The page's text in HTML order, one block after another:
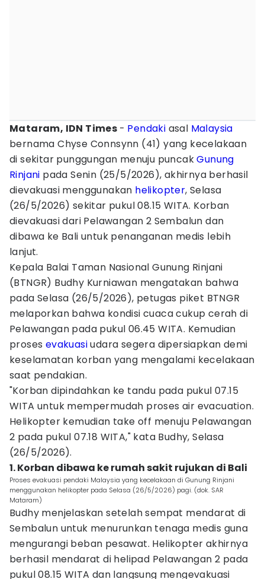
Mataram, IDN Times - Pendaki asal Malaysia
bernama Chyse Connsynn (41) yang kecelakaan
di sekitar punggungan menuju puncakGunung
Rinjani pada Senin (25/5/2026), akhirnya berhasil
dievakuasi menggunakan helikopter, Selasa
(26/5/2026) sekitar pukul 08.15 WITA. Korban
dievakuasi dari Pelawangan 2 Sembalun dan
dibawa ke Bali untuk penanganan medis lebih
lanjut.
Kepala Balai Taman Nasional Gunung Rinjani
(BTNGR) Budhy Kurniawan mengatakan bahwa
pada Selasa (26/5/2026), petugas piket BTNGR
melaporkan bahwa kondisi cuaca cukup cerah di
Pelawangan pada pukul 06.45 WITA. Kemudian
proses evakuasiudara segera dipersiapkan demi
keselamatan korban yang mengalami kecelakaan
saat pendakian.
"Korban dipindahkan ke tandu pada pukul 07.15
WITA untuk mempermudah proses air evacuation.
Helikopter kemudian take off menuju Pelawangan
2 pada pukul 07.18 WITA," kata Budhy, Selasa
(26/5/2026).
1. Korban dibawa ke rumah sakit rujukan di Bali
Proses evakuasi pendaki Malaysia yang kecelakaan di Gunung Rinjani
menggunakan helikopter pada Selasa (26/5/2026) pagi. (dok. SAR
Mataram)
Budhy menjelaskan setelah sempat mendarat di
Sembalun untuk menurunkan tenaga medis guna
mengurangi beban pesawat. Helikopter akhirnya
berhasil mendarat di helipad Pelawangan 2 pada
pukul 08.15 WITA dan langsung mengevakuasi